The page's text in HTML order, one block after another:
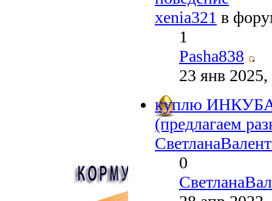
xenia321 в
1
Pasha838
23 янв
куплю
(предлагаем
0